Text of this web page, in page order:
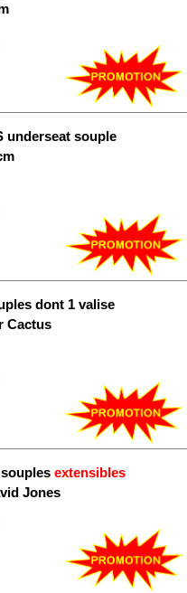
underseat souple
dont 1 valise
Cactus
extensibles
Jones